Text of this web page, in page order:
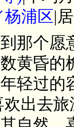
浦区|
那个愿
黄昏的
轻过的
出去